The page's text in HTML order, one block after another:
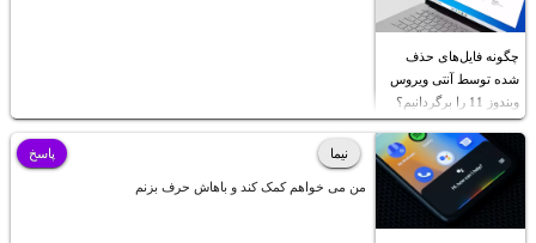
چگونه فایل‌های حذف
شده توسط آنتی ویروس
ویندوز 11 را برگردانیم؟
نیما
من می خواهم کمک کند و باهاش حرف بزنم
پاسخ